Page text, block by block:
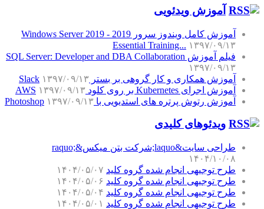
آموزش‌ ویدئویی
آموزش کامل ویندوز سرور 2019 - Windows Server 2019
Essential Training... ۱۳۹۷/۰۹/۱۳
فیلم آموزش SQL Server: Developer and DBA Collaboration
۱۳۹۷/۰۹/۱۳
آموزش همکاری و کار گروهی بر بستر Slack ۱۳۹۷/۰۹/۱۳
آموزش اجرای Kubernetes بر روی کلود AWS
۱۳۹۷/۰۹/۱۳
آموزش رتوش پرتره های استدیویی با Photoshop ۱۳۹۷/۰۹/۱۳
ویدئوهای کلیدی
طراحی سایت&laquo;شرکت بتن میکس&raquo;
۱۴۰۴/۱۰/۰۸
طرح توجیهی انجام شده گروه کلید ۱۴۰۴/۰۵/۰۷
طرح توجیهی انجام شده گروه کلید ۱۴۰۴/۰۵/۰۶
طرح توجیهی انجام شده گروه کلید ۱۴۰۴/۰۵/۰۴
طرح توجیهی انجام شده گروه کلید ۱۴۰۴/۰۵/۰۱